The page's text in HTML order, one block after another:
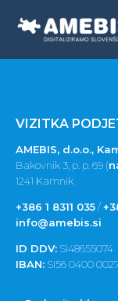
VIZITKA
AMEBIS, d.o.o.,
Bakovnik 3, p. p. 69 (
1241 Kamnik
+386 1 8311 035/
info@amebis.si
ID DDV: SI48655074
IBAN: SI56 0400